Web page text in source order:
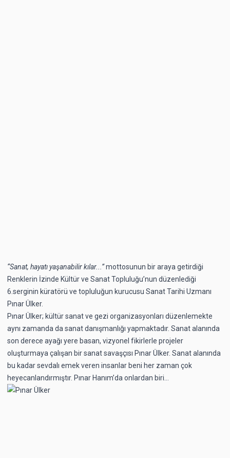
“Sanat, hayatı yaşanabilir kılar...”mottosunun bir araya getirdiği
Renklerin İzinde Kültür ve Sanat Topluluğu’nun düzenlediği
6.serginin küratörü ve topluluğun kurucusu Sanat Tarihi Uzmanı
Pınar Ülker.
Pınar Ülker; kültür sanat ve gezi organizasyonları düzenlemekte
aynı zamanda da sanat danışmanlığı yapmaktadır. Sanat alanında
son derece ayağı yere basan, vizyonel fikirlerle projeler
oluşturmaya çalışan bir sanat savaşçısı Pınar Ülker. Sanat alanında
bu kadar sevdalı emek veren insanlar beni her zaman çok
heyecanlandırmıştır. Pınar Hanım’da onlardan biri…